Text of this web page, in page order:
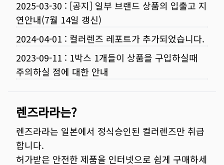
2025-03-30 : [공지] 일부 브랜드 상품의 입출고 지
연안내(7월 14일 갱신)
2024-04-01 : 컬러렌즈 레포트가 추가되었습니다.
2023-09-11 : 1박스 1개들이 상품을 구입하실때
주의하실 점에 대한 안내
렌즈라라는?
렌즈라라는 일본에서 정식승인된 컬러렌즈만 취급
합니다.
허가받은 안전한 제품을 인터넷으로 쉽게 구매하세